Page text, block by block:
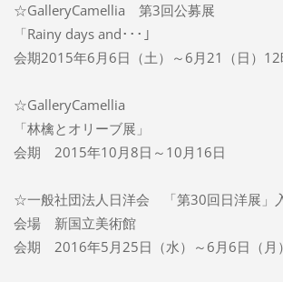
☆GalleryCamellia 第3回公募展
「Rainy days and･･･」
会期2015年6月6日（土）～6月21（日）
☆GalleryCamellia
「林檎とオリーブ展」
会期 2015年10月8日～10月16日
☆一般社団法人日洋会 「第30回日洋展」
会場 新国立美術館
会期 2016年5月25日（水）～6月6日（月）